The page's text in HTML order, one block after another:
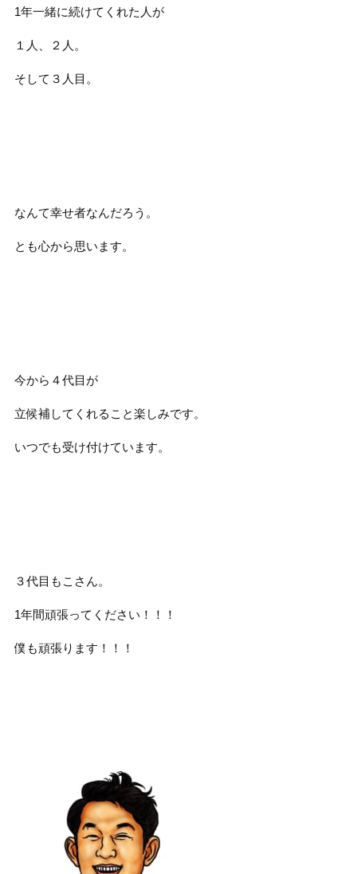
1年一緒に続けてくれた人が
１人、２人。
そして３人目。
なんて幸せ者なんだろう。
とも心から思います。
今から４代目が
立候補してくれること楽しみです。
いつでも受け付けています。
３代目もこさん。
1年間頑張ってください！！！
僕も頑張ります！！！